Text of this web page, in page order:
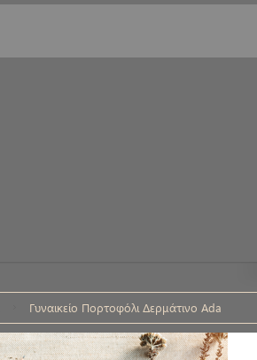
Γυναικείο Πορτοφόλι Δερμάτινο Ada